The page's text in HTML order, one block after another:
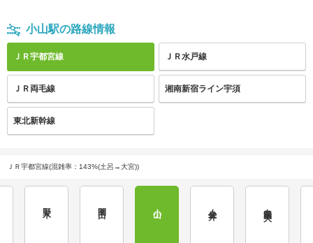
小山駅の路線情報
ＪＲ宇都宮線 ＪＲ水戸線
ＪＲ両毛線 湘南新宿ライン宇須
東北新幹線
ＪＲ宇都宮線(混雑率：143%(土呂→大宮))